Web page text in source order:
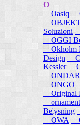
O
Oasiq
Soluzioni
OGGI
Okholm
Design
Kessler
ONGO
Original
Belysning
OWA